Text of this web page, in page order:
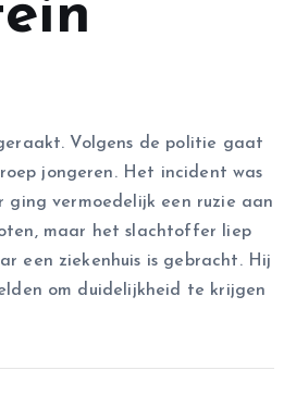
Volgens de politie gaat
jongeren. Het incident was
ging vermoedelijk een ruzie aan
maar het slachtoffer liep
een ziekenhuis is gebracht. Hij
om duidelijkheid te krijgen